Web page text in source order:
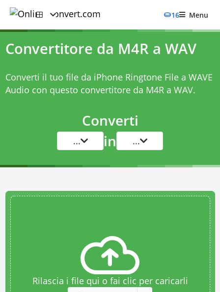
16 Menu
Convertitore da M4R a WAV
Converti il tuo file da iPhone Ringtone File a WAVE
Audio con questo convertitore da M4R a WAV.
Converti
... in ...
Rilascia i file qui o fai clic per caricarli